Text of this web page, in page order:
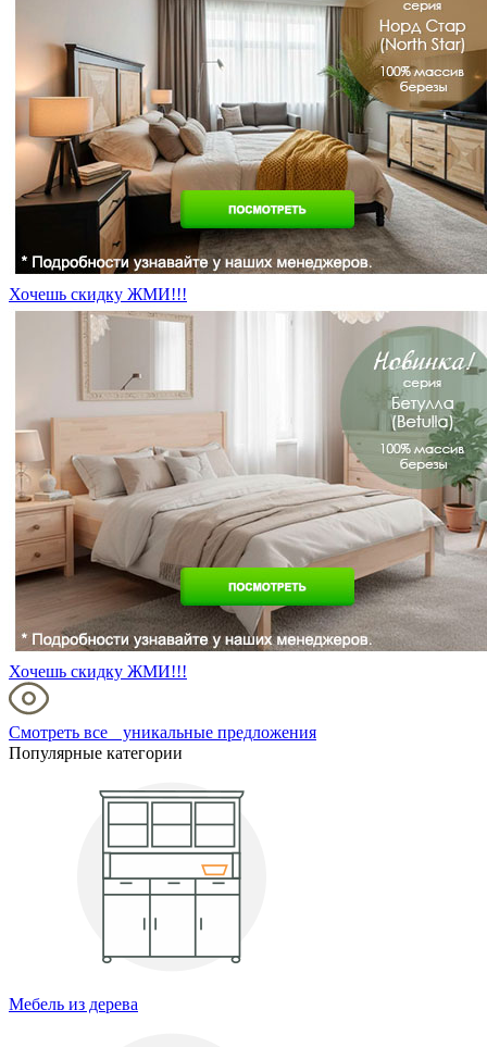
Хочешь скидку ЖМИ!!!
Хочешь скидку ЖМИ!!!
Смотреть все уникальные предложения
Популярные категории
Мебель из дерева